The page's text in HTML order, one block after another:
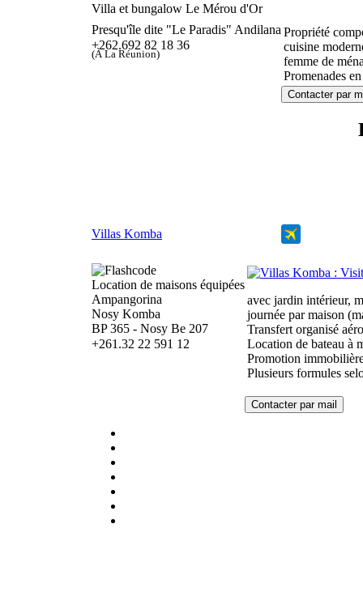
Villa et bungalow Le Mérou d'Or
Presqu'île dite "Le Paradis" Andilana
+262.692 82 18 36
(À La Réunion)
Propriété
cuisine
femme de
Promenades
Villas Komba
Location de maisons équipées
Ampangorina
Nosy Komba
BP 365 - Nosy Be 207
+261.32 22 591 12
avec jardin intérieur,
journée par maison
Transfert organisé
Location de bateau à
Promotion
Plusieurs formules